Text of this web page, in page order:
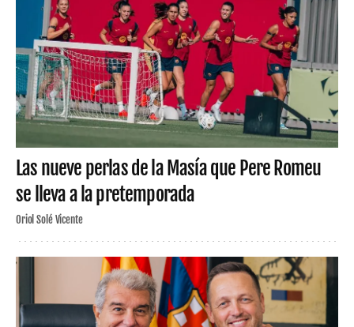
Las nueve perlas de la Masía que Pere Romeu
se lleva a la pretemporada
Oriol Solé Vicente